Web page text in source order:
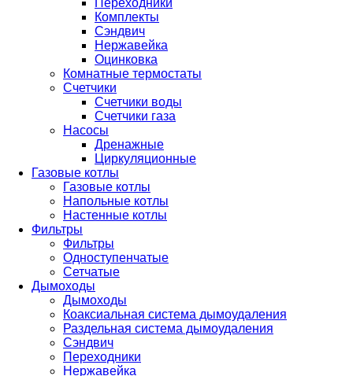
Переходники
Комплекты
Сэндвич
Нержавейка
Оцинковка
Комнатные термостаты
Счетчики
Счетчики воды
Счетчики газа
Насосы
Дренажные
Циркуляционные
Газовые котлы
Газовые котлы
Напольные котлы
Настенные котлы
Фильтры
Фильтры
Одноступенчатые
Сетчатые
Дымоходы
Дымоходы
Коаксиальная система дымоудаления
Раздельная система дымоудаления
Сэндвич
Переходники
Нержавейка